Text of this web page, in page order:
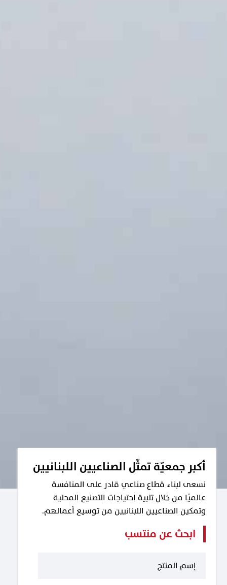
أكبر جمعيّة تمثّل الصناعيين اللبنانيين
نسعى لبناء قطاع صناعي قادر على المنافسة
عالميًا من خلال تلبية احتياجات التصنيع المحلية
وتمكين الصناعيين اللبنانيين من توسيع أعمالهم.
ابحث عن منتسب